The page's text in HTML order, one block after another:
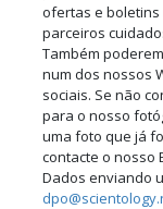
ofertas e boletins
parceiros
Também
num dos nossos
sociais. Se não
para o nosso
uma foto que já
contacte o nosso
Dados enviando